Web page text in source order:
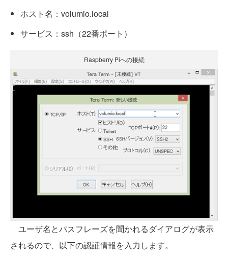
ホスト名：volumio.local
サービス：ssh（22番ポート）
Raspberry Piへの接続
ユーザ名とパスフレーズを聞かれるダイアログが表示
されるので、以下の認証情報を入力します。